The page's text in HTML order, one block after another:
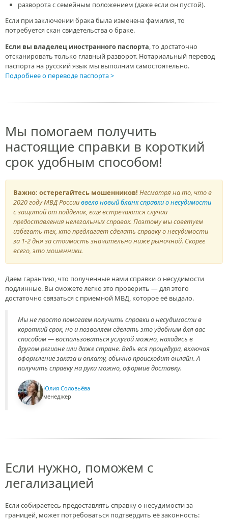
разворота с семейным положением (даже если он пустой).
Если при заключении брака была изменена фамилия, то
потребуется скан свидетельства о браке.
Если вы владелец иностранного паспорта, то достаточно
отсканировать только главный разворот. Нотариальный перевод
паспорта на русский язык мы выполним самостоятельно.
Подробнее о переводе паспорта
Мы помогаем получить
настоящие справки в короткий
срок удобным способом!
Важно: остерегайтесь мошенников! Несмотря на то, что в
2020 году МВД Россииввело новый бланк справки о несудимости
с защитой от подделок, ещё встречаются случаи
предоставления нелегальных справок. Поэтому мы советуем
избегать тех, кто предлагает сделать справку о несудимости
за 1-2 дня за стоимость значительно ниже рыночной. Скорее
всего, это мошенники.
Даем гарантию, что полученные нами справки о несудимости
подлинные. Вы сможете легко это проверить — для этого
достаточно связаться с приемной МВД, которое её выдало.
Мы не просто помогаем получить справки о несудимости в
короткий срок, но и позволяем сделать это удобным для вас
способом — воспользоваться услугой можно, находясь в
другом регионе или даже стране. Ведь вся процедура, включая
оформление заказа и оплату, обычно происходит онлайн. А
получить справку на руки можно, оформив доставку.
Юлия Соловьёва
менеджер
Если нужно, поможем с
легализацией
Если собираетесь предоставлять справку о несудимости за
границей, может потребоваться подтвердить её законность: